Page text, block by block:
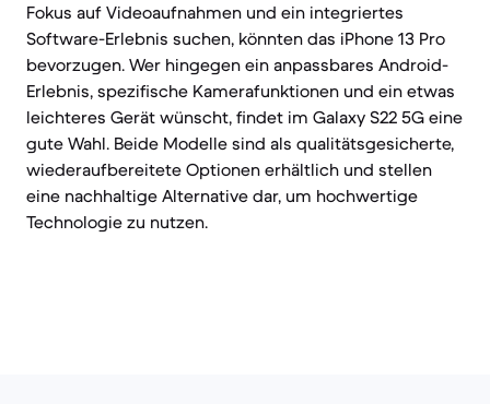
Fokus auf Videoaufnahmen und ein integriertes
Software-Erlebnis suchen, könnten das iPhone 13 Pro
bevorzugen. Wer hingegen ein anpassbares Android-
Erlebnis, spezifische Kamerafunktionen und ein etwas
leichteres Gerät wünscht, findet im Galaxy S22 5G eine
gute Wahl. Beide Modelle sind als qualitätsgesicherte,
wiederaufbereitete Optionen erhältlich und stellen
eine nachhaltige Alternative dar, um hochwertige
Technologie zu nutzen.